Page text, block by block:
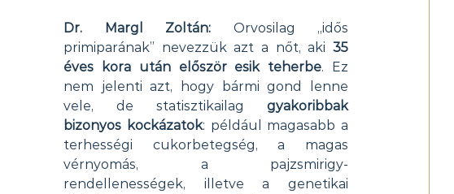
Dr. Margl Zoltán: Orvosilag „idős
primiparának” nevezzük azt a nőt, aki 35
éves kora után először esik teherbe. Ez
nem jelenti azt, hogy bármi gond lenne
vele, de statisztikailag gyakoribbak
bizonyos kockázatok: például magasabb a
terhességi cukorbetegség, a magas
vérnyomás, a pajzsmirigy-
rendellenességek, illetve a genetikai